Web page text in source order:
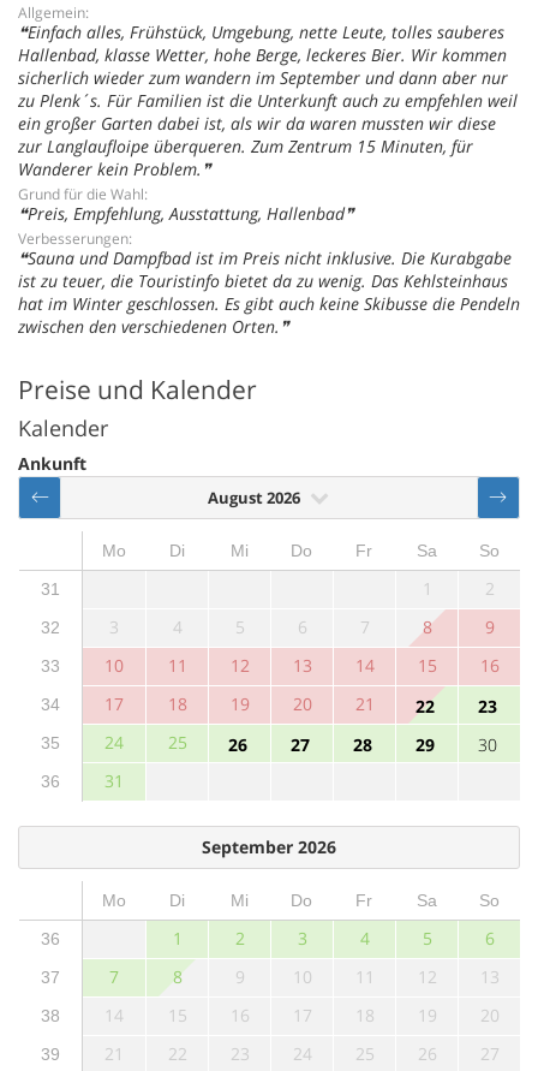
Allgemein:
Einfach alles, Frühstück, Umgebung, nette Leute, tolles sauberes
Hallenbad, klasse Wetter, hohe Berge, leckeres Bier. Wir kommen
sicherlich wieder zum wandern im September und dann aber nur
zu Plenk´s. Für Familien ist die Unterkunft auch zu empfehlen weil
ein großer Garten dabei ist, als wir da waren mussten wir diese
zur Langlaufloipe überqueren. Zum Zentrum 15 Minuten, für
Wanderer kein Problem.
Grund für die Wahl:
Preis, Empfehlung, Ausstattung, Hallenbad
Verbesserungen:
Sauna und Dampfbad ist im Preis nicht inklusive. Die Kurabgabe
ist zu teuer, die Touristinfo bietet da zu wenig. Das Kehlsteinhaus
hat im Winter geschlossen. Es gibt auch keine Skibusse die Pendeln
zwischen den verschiedenen Orten.
Preise und Kalender
Kalender
Ankunft
August 2026
Mo Di Mi Do Fr Sa
So
31
1 2
32 3 4 5 6 7 8 9
33 10 11 12 13 14 15 16
34 17 18 19 20 21 22 23
35 24 25 26 27 28 29 30
36 31
September 2026
Mo Di Mi Do Fr Sa
So
36
1 2 3 4 5 6
37 7 8 9 10 11 12 13
38 14 15 16 17 18 19 20
39 21 22 23 24 25 26 27